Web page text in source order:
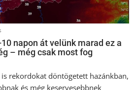
napon át velünk marad ez a
– még csak most fog
rekordokat döntögetett hazánkban,
és még keservesebbnek